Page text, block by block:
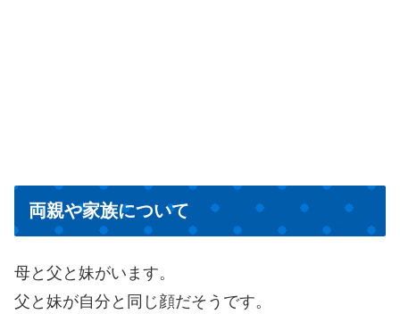
両親や家族について
母と父と妹がいます。
父と妹が自分と同じ顔だそうです。